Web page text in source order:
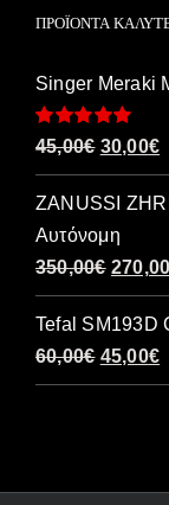
ΠΡΟΪΌΝΤΑ
Singer Meraki
Βαθμολογήθηκε
45,00€ Original
price
was:
45,00€.
30,00€Η
ZANUSSI
Αυτόνομη
350,00€
price
was:
Tefal SM193D
60,00€ Original
price
45,00€Η